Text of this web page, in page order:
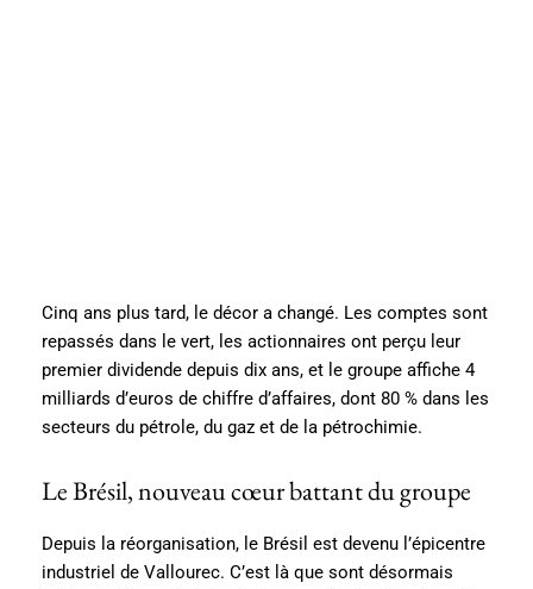
Cinq ans plus tard, le décor a changé. Les comptes sont
repassés dans le vert, les actionnaires ont perçu leur
premier dividende depuis dix ans, et le groupe affiche 4
milliards d’euros de chiffre d’affaires, dont 80 % dans les
secteurs du pétrole, du gaz et de la pétrochimie.
Le Brésil, nouveau cœur battant du groupe
Depuis la réorganisation, le Brésil est devenu l’épicentre
industriel de Vallourec. C’est là que sont désormais